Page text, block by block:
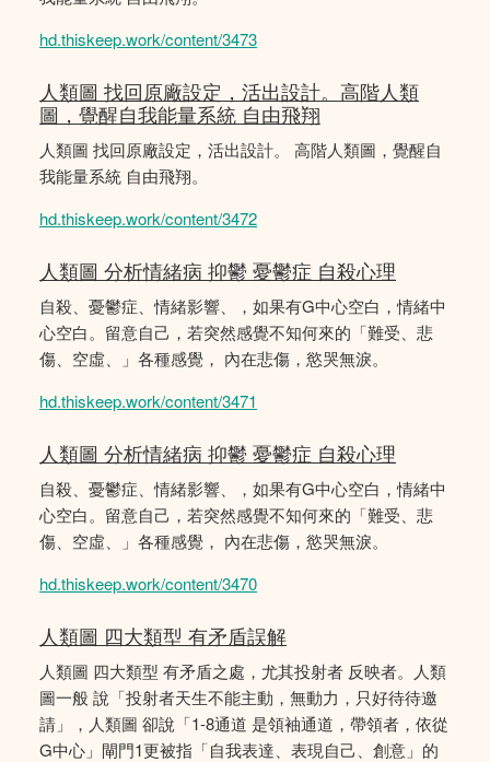
hd.thiskeep.work/content/3473
人類圖 找回原廠設定，活出設計。高階人類
圖，覺醒自我能量系統 自由飛翔
人類圖 找回原廠設定，活出設計。 高階人類圖，覺醒自
我能量系統 自由飛翔。
hd.thiskeep.work/content/3472
人類圖 分析情緒病 抑鬱 憂鬱症 自殺心理
自殺、憂鬱症、情緒影響、，如果有G中心空白，情緒中
心空白。留意自己，若突然感覺不知何來的「難受、悲
傷、空虛、」各種感覺， 內在悲傷，慾哭無淚。
hd.thiskeep.work/content/3471
人類圖 分析情緒病 抑鬱 憂鬱症 自殺心理
自殺、憂鬱症、情緒影響、，如果有G中心空白，情緒中
心空白。留意自己，若突然感覺不知何來的「難受、悲
傷、空虛、」各種感覺， 內在悲傷，慾哭無淚。
hd.thiskeep.work/content/3470
人類圖 四大類型 有矛盾誤解
人類圖 四大類型 有矛盾之處，尤其投射者 反映者。人類
圖一般 說「投射者天生不能主動，無動力，只好待待邀
請」，人類圖 卻說「1-8通道 是領袖通道，帶領者，依從
G中心」閘門1更被指「自我表達、表現自己、創意」的